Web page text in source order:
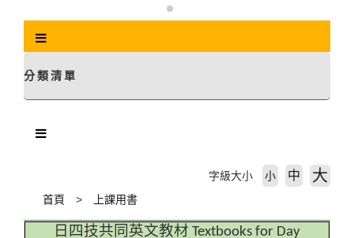
分類清單
首頁 上課用書
字級大小 小 中 大
日四技共同英文教材 Textbooks for Day